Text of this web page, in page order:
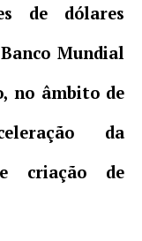
de dólares
Mundial
no âmbito de
da
e criação de